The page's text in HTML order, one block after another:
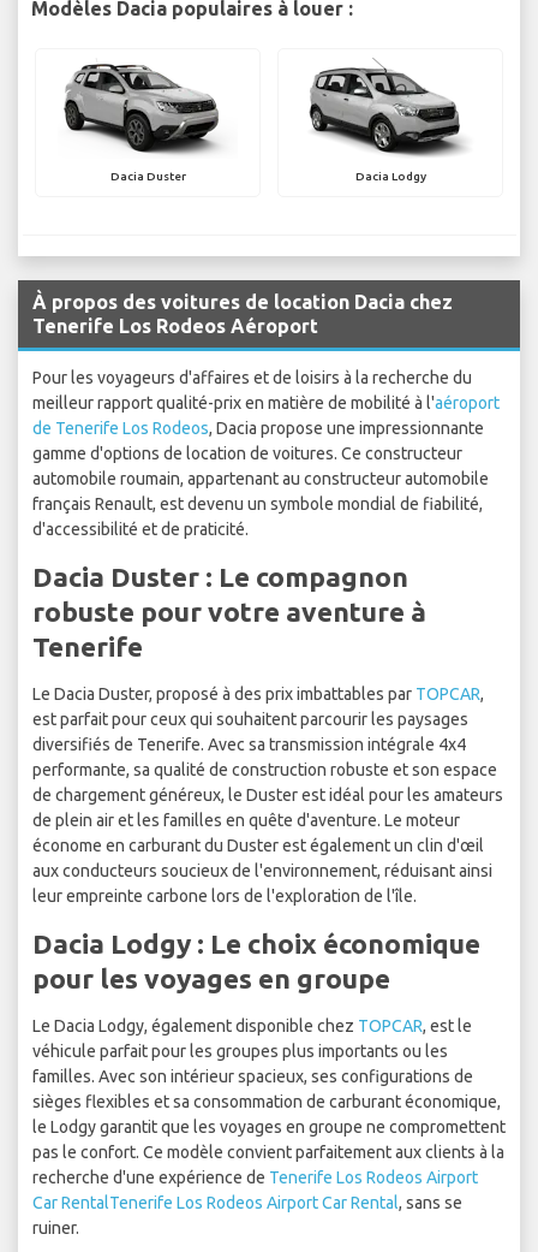
Modèles Dacia populaires à louer :
Dacia Duster Dacia Lodgy
À propos des voitures de location Dacia chez
Tenerife Los Rodeos Aéroport
Pour les voyageurs d'affaires et de loisirs à la recherche du
meilleur rapport qualité-prix en matière de mobilité à l'aéroport
de Tenerife Los Rodeos, Dacia propose une impressionnante
gamme d'options de location de voitures. Ce constructeur
automobile roumain, appartenant au constructeur automobile
français Renault, est devenu un symbole mondial de fiabilité,
d'accessibilité et de praticité.
Dacia Duster : Le compagnon
robuste pour votre aventure à
Tenerife
Le Dacia Duster, proposé à des prix imbattables par TOPCAR,
est parfait pour ceux qui souhaitent parcourir les paysages
diversifiés de Tenerife. Avec sa transmission intégrale 4x4
performante, sa qualité de construction robuste et son espace
de chargement généreux, le Duster est idéal pour les amateurs
de plein air et les familles en quête d'aventure. Le moteur
économe en carburant du Duster est également un clin d'œil
aux conducteurs soucieux de l'environnement, réduisant ainsi
leur empreinte carbone lors de l'exploration de l'île.
Dacia Lodgy : Le choix économique
pour les voyages en groupe
Le Dacia Lodgy, également disponible chez TOPCAR, est le
véhicule parfait pour les groupes plus importants ou les
familles. Avec son intérieur spacieux, ses configurations de
sièges flexibles et sa consommation de carburant économique,
le Lodgy garantit que les voyages en groupe ne compromettent
pas le confort. Ce modèle convient parfaitement aux clients à la
recherche d'une expérience de Tenerife Los Rodeos Airport
Car RentalTenerife Los Rodeos Airport Car Rental, sans se
ruiner.